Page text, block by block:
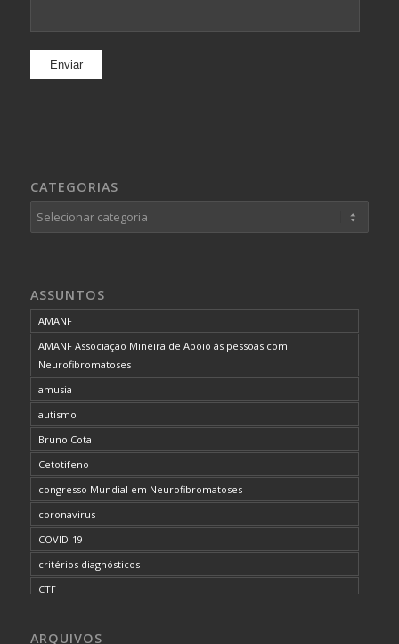
CATEGORIAS
Categorias
ASSUNTOS
AMANF
AMANF Associação Mineira de Apoio às pessoas com
Neurofibromatoses
amusia
autismo
Bruno Cota
Cetotifeno
congresso Mundial em Neurofibromatoses
coronavirus
COVID-19
critérios diagnósticos
CTF
desordem do processamento auditivo
ARQUIVOS